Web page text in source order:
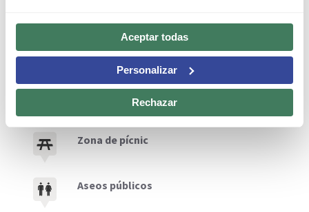
Aceptar todas
Personalizar
Rechazar
Tiquets solo online
Zona de pícnic
Aseos públicos